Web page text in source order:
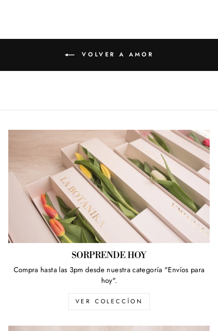
VOLVER A AMOR
SORPRENDE HOY
Compra hasta las 3pm desde nuestra categoría "Envíos para
hoy".
VER COLECCÍON